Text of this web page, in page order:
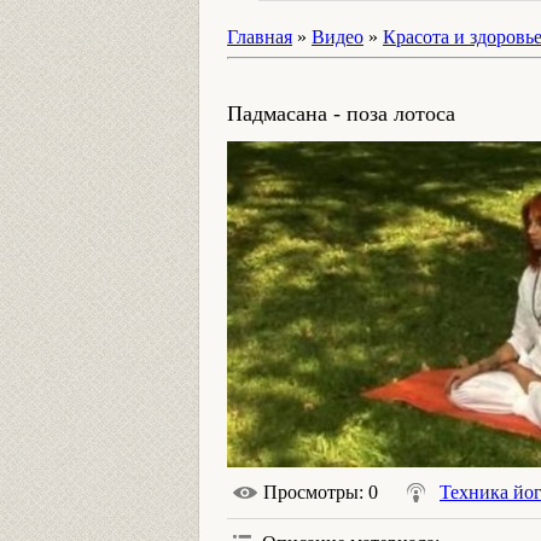
Главная » Видео » Красота и здоровье
Падмасана - поза лотоса
Просмотры: 0 Техника